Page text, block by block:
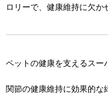
ロリーで、健康維持に欠か
ペットの健康を支えるスー
関節の健康維持に効果的な